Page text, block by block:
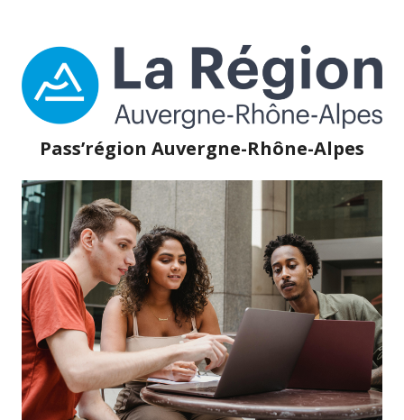
Pass’région Auvergne-Rhône-Alpes